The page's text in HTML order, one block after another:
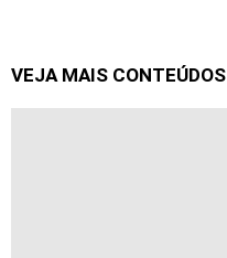
VEJA MAIS CONTEÚDOS